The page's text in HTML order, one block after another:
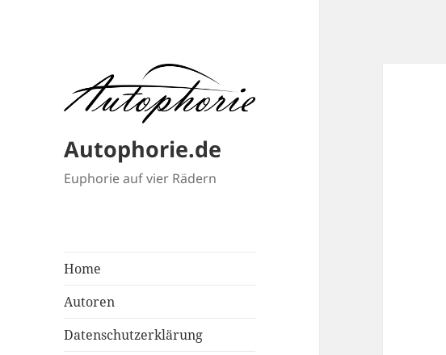
Autophorie.de
Euphorie auf vier Rädern
Home
Autoren
Datenschutzerklärung